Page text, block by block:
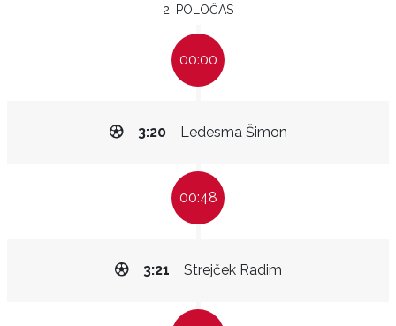
2. POLOČAS
00:00
Ledesma Šimon
3:20
00:48
Strejček Radim
3:21